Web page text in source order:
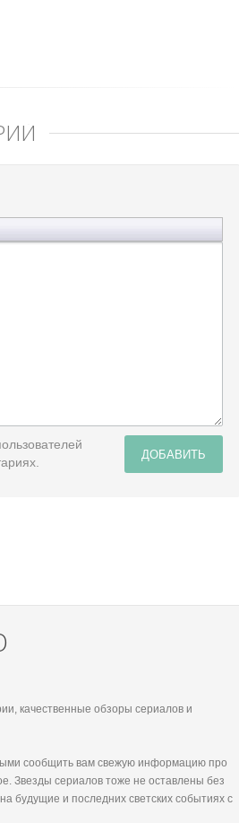
ДОБАВИТЬ
качественные обзоры сериалов и
сообщить вам свежую информацию про
Звезды сериалов тоже не оставлены без
будущие и последних светских событиях с